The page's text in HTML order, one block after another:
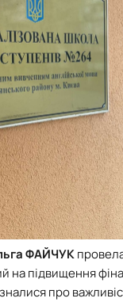
ФАЙЧУК
на підвищення
про